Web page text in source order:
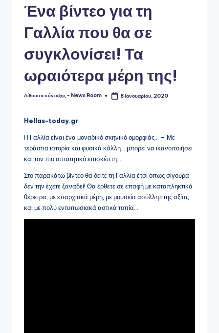
Ένα βίντεο για τη
Γαλλία που θα σε
συγκλονίσει! Τα
ωραιότερα μέρη της!
Συγγραφέας:
Αίθουσα σύνταξης - News Room 8 Ιανουαρίου, 2020
Hellas-today.gr
Η Γαλλία είναι ένα μοναδικό σκηνικό ομορφιάς… – Με
τεράστια ιστορία και φυσικά κάλλη… μπορεί να ικανοποιήσει
και τον πιο απαιτητικό επισκέπτη…
Στο παρακάτω βίντεο θα δείτε τη Γαλλία έτσι όπως σίγουρα
δεν την έχετε ξαναδεί! Θα έρθετε σε επαφή με καταπληκτικά
θέρετρα, με επαρχιακά μέρη, με μουσεία ασύλληπτης αξίας
και με πολύ εντυπωσιακά αστικά τοπία…